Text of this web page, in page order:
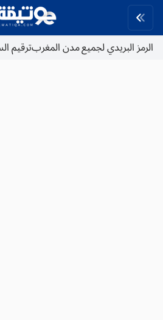
الرمز البريدي لجميع مدن المغربترقيم